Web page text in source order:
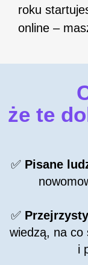
roku
online –
że te
✅ Pisane
✅
wiedzą, na co
i